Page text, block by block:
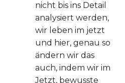
nicht bis ins Detail
analysiert werden,
wir leben im jetzt
und hier, genau so
ändern wir das
auch, indem wir im
Jetzt, bewusste